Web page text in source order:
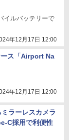
イルバッテリーで
年12月17日 12:00
ース「Airport Na
年12月17日 12:00
ラーレスカメラ
C採用で利便性